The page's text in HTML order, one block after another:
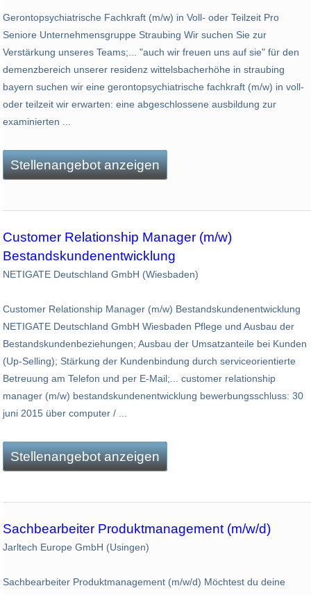
Gerontopsychiatrische Fachkraft (m/w) in Voll- oder Teilzeit Pro
Seniore Unternehmensgruppe Straubing Wir suchen Sie zur
Verstärkung unseres Teams;... "auch wir freuen uns auf sie" für den
demenzbereich unserer residenz wittelsbacherhöhe in straubing
bayern suchen wir eine gerontopsychiatrische fachkraft (m/w) in voll-
oder teilzeit wir erwarten: eine abgeschlossene ausbildung zur
examinierten ...
Stellenangebot anzeigen
Customer Relationship Manager (m/w)
Bestandskundenentwicklung
NETIGATE Deutschland GmbH (Wiesbaden)
Customer Relationship Manager (m/w) Bestandskundenentwicklung
NETIGATE Deutschland GmbH Wiesbaden Pflege und Ausbau der
Bestandskundenbeziehungen; Ausbau der Umsatzanteile bei Kunden
(Up-Selling); Stärkung der Kundenbindung durch serviceorientierte
Betreuung am Telefon und per E-Mail;... customer relationship
manager (m/w) bestandskundenentwicklung bewerbungsschluss: 30
juni 2015 über computer / ...
Stellenangebot anzeigen
Sachbearbeiter Produktmanagement (m/w/d)
Jarltech Europe GmbH (Usingen)
Sachbearbeiter Produktmanagement (m/w/d) Möchtest du deine